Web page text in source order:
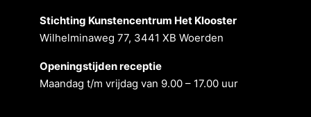
Stichting Kunstencentrum Het Klooster
Wilhelminaweg 77, 3441 XB Woerden
Openingstĳden receptie
Maandag t/m vrĳdag van 9.00 – 17.00 uur